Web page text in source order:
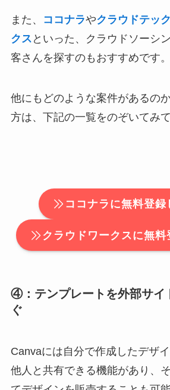
また、 ココナラやクラウドテック
クス といった、クラウドソーシ
客さんを探すのもおすすめです。
他にもどのような案件があるの
方は、下記の一覧をのぞいてみて
ココナラに無料登録
クラウドワークスに無料
④：テンプレートを外部サイ
ぐ
Canvaには自分で作成したデザ
他人と共有できる機能があり、